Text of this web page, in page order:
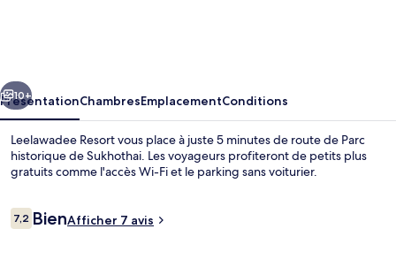
Suivant
10+
PrésentationChambresEmplacementConditions
Leelawadee Resort vous place à juste 5 minutes de route de Parc
historique de Sukhothai. Les voyageurs profiteront de petits plus
gratuits comme l'accès Wi-Fi et le parking sans voiturier.
Avis
voyageurs
7,27,2 sur 10
BienAfficher 7 avis